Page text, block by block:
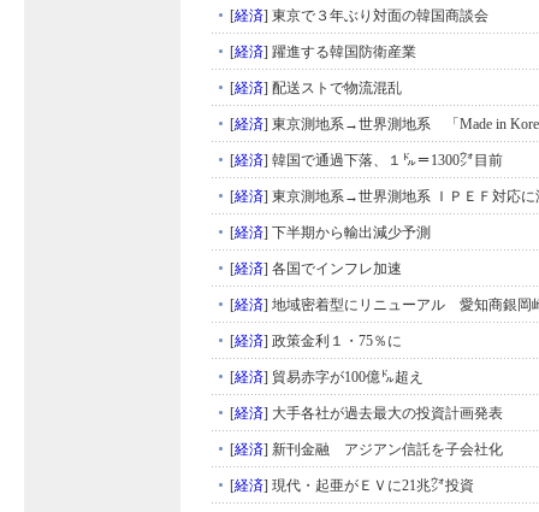
[経済] 東京で３年ぶり対面の韓国商談会
[経済] 躍進する韓国防衛産業
[経済] 配送ストで物流混乱
[経済] 東京測地系→世界測地系 「Made in
[経済] 韓国で通過下落、１㌦＝1300㌆目前
[経済] 東京測地系→世界測地系 ＩＰＥＦ対応に
[経済] 下半期から輸出減少予測
[経済] 各国でインフレ加速
[経済] 地域密着型にリニューアル 愛知商銀岡
[経済] 政策金利１・75％に
[経済] 貿易赤字が100億㌦超え
[経済] 大手各社が過去最大の投資計画発表
[経済] 新刊金融 アジアン信託を子会社化
[経済] 現代・起亜がＥＶに21兆㌆投資